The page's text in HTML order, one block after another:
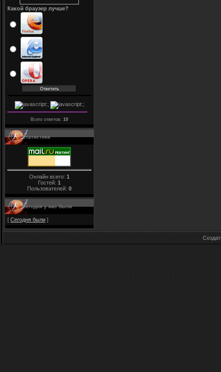
Какой браузер лучше?
Всего ответов: 10
Статистика
Онлайн всего: 1
Гостей: 1
Пользователей: 0
Сегодня у нас были
[ Сегодня были ]